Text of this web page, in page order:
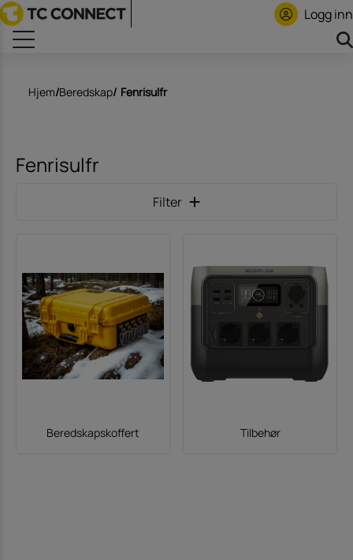
Logg inn
Hjem/Beredskap/ Fenrisulfr
Fenrisulfr
Filter
Beredskapskoffert Tilbehør